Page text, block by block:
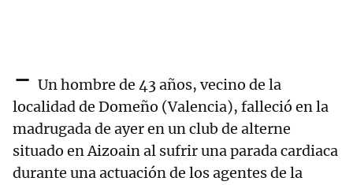
- Un hombre de 43 años, vecino de la
localidad de Domeño (Valencia), falleció en la
madrugada de ayer en un club de alterne
situado en Aizoain al sufrir una parada cardiaca
durante una actuación de los agentes de la